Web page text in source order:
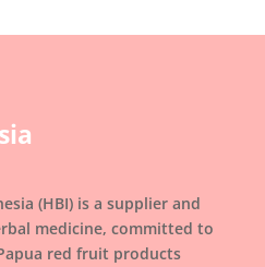
(HBI) is a supplier and
medicine, committed to
red fruit products